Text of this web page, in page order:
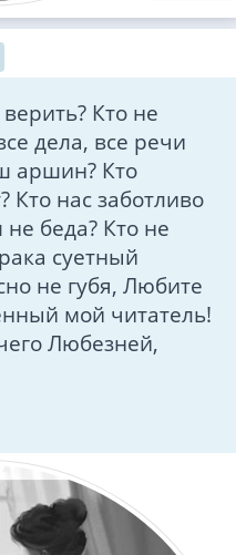
Кто не
дела, все речи
аршин? Кто
Кто нас заботливо
беда? Кто не
суетный
не губя, Любите
мой читатель!
Любезней,